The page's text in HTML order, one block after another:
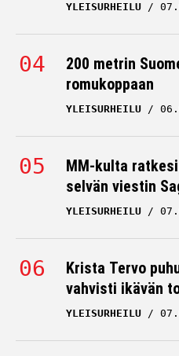
YLEISURHEILU
200 metrin
romukoppaan
YLEISURHEILU
MM-kulta
selvän viestin
YLEISURHEILU
Krista Tervo
vahvisti ikävän
YLEISURHEILU